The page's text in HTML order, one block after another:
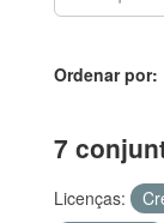
Ordenar por
7
Licenças: